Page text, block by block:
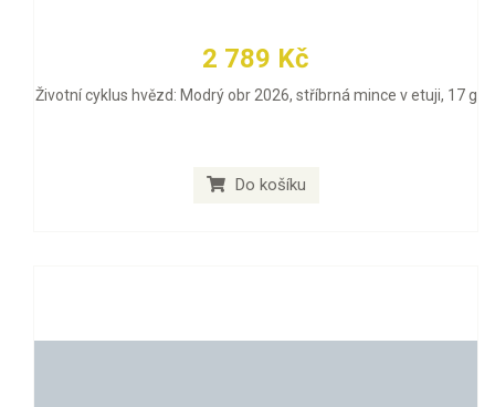
2 789 Kč
Životní cyklus hvězd: Modrý obr 2026, stříbrná mince v etuji, 17 g
Do košíku